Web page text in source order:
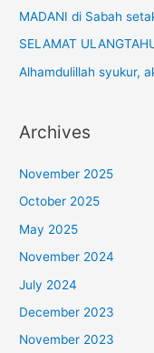
MADANI di Sabah
SELAMAT
Alhamdulillah syukur,
Archives
November 2025
October 2025
May 2025
November 2024
July 2024
December 2023
November 2023